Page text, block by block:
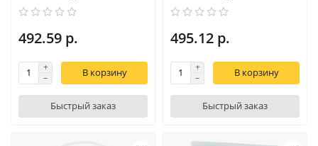
492.59 р.
В корзину
Быстрый заказ
495.12 р.
В корзину
Быстрый заказ